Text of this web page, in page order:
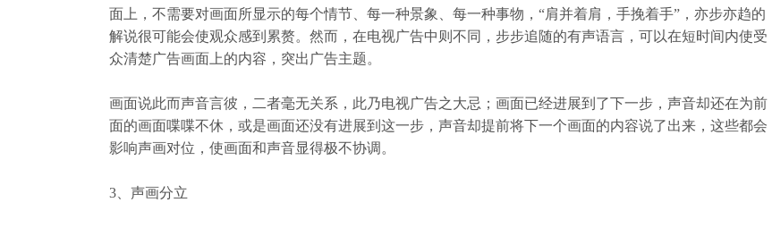
面上，不需要对画面所显示的每个情节、每一种景象、每一种事物， “肩并着肩，手挽着手”，亦步亦趋的
解说很可能会使观众感到累赘。然而，在电视广告中则不同，步步追随的有声语言，可以在短时间内使受
众清楚广告画面上的内容，突出广告主题。
画面说此而声音言彼，二者毫无关系，此乃电视广告之大忌；画面已经进展到了下一步，声音却还在为前
面的画面喋喋不休，或是画面还没有进展到这一步，声音却提前将下一个画面的内容说了出来，这些都会
影响声画对位，使画面和声音显得极不协调。
3 、声画分立